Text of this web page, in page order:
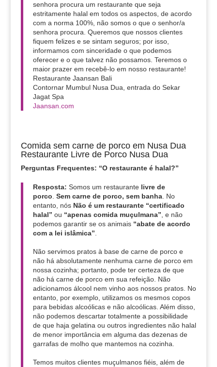
senhora procura um restaurante que seja
estritamente halal em todos os aspectos, de acordo
com a norma 100%, não somos o que o senhor/a
senhora procura. Queremos que nossos clientes
fiquem felizes e se sintam seguros; por isso,
informamos com sinceridade o que podemos
oferecer e o que talvez não possamos. Teremos o
maior prazer em recebê-lo em nosso restaurante!
Restaurante Jaansan Bali
Contornar Mumbul Nusa Dua, entrada do Sekar
Jagat Spa
Jaansan.com
Comida sem carne de porco em Nusa Dua
Restaurante Livre de Porco Nusa Dua
Perguntas Frequentes: “O restaurante é halal?”
Resposta: Somos um restaurante livre de
porco. Sem carne de porco, sem banha. No
entanto, nós Não é um restaurante “certificado
halal” ou “apenas comida muçulmana”, e não
podemos garantir se os animais “abate de acordo
com a lei islâmica”.
Não servimos pratos à base de carne de porco e
não há absolutamente nenhuma carne de porco em
nossa cozinha; portanto, pode ter certeza de que
não há carne de porco em sua refeição. Não
adicionamos álcool nem vinho aos nossos pratos. No
entanto, por exemplo, utilizamos os mesmos copos
para bebidas alcoólicas e não alcoólicas. Além disso,
não podemos descartar totalmente a possibilidade
de que haja gelatina ou outros ingredientes não halal
de menor importância em alguma das dezenas de
garrafas de molho que mantemos na cozinha.
Temos muitos clientes muçulmanos fiéis, além de